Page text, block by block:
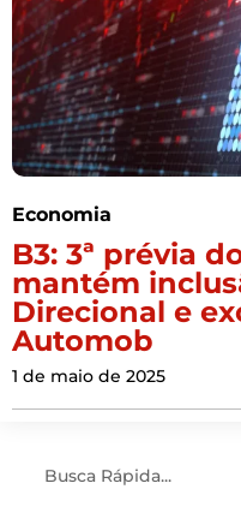
Economia
B3: 3ª prévia
mantém
Direcional e
Automob
1 de maio de 2025